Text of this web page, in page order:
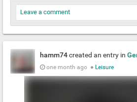
Leave a comment
hamm74created an entry in
one month ago ● Leisure